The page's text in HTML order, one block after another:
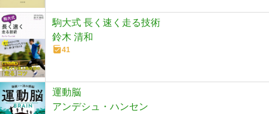
駒大式 長く速く走る技術
鈴木 清和
41
運動脳
アンデシュ・ハンセン